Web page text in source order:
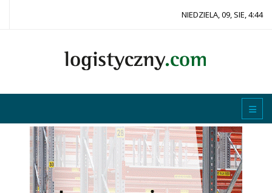
NIEDZIELA, 09, SIE, 4:44